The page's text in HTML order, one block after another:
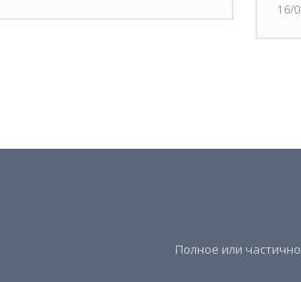
16/
Полное или